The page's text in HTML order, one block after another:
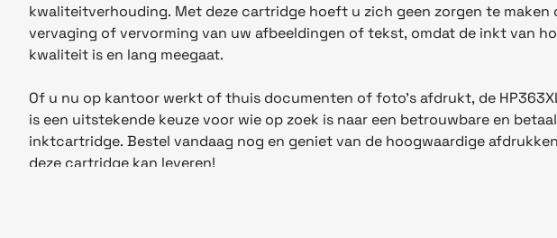
kwaliteitverhouding. Met deze cartridge hoeft u zich geen zorgen te maken
vervaging of vervorming van uw afbeeldingen of tekst, omdat de inkt van
kwaliteit is en lang meegaat.
Of u nu op kantoor werkt of thuis documenten of foto's afdrukt, de
is een uitstekende keuze voor wie op zoek is naar een betrouwbare en
inktcartridge. Bestel vandaag nog en geniet van de hoogwaardige
deze cartridge kan leveren!